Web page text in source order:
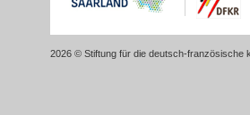
2026 © Stiftung für die deutsch-französische